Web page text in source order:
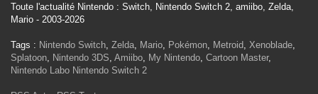
Toute l'actualité Nintendo : Switch, Nintendo Switch 2, amiibo, Zelda,
Mario - 2003-2026
Tags : Nintendo Switch, Zelda, Mario, Pokémon, Metroid, Xenoblade,
Splatoon, Nintendo 3DS, Amiibo, My Nintendo, Cartoon Master,
Nintendo Labo Nintendo Switch 2